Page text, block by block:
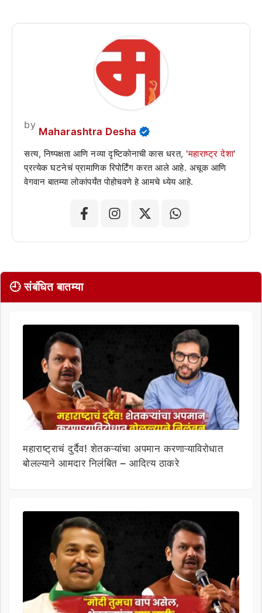
by
Maharashtra Desha
सत्य, निष्पक्षता आणि नव्या दृष्टिकोनाची कास धरत, 'महाराष्ट्र देशा'
प्रत्येक घटनेचं प्रामाणिक रिपोर्टिंग करत आले आहे. अचूक आणि
वेगवान बातम्या लोकांपर्यंत पोहोचवणे हे आमचे ध्येय आहे.
🕘 संबंधित बातम्या
महाराष्ट्राचं दुर्दैव! शेतकऱ्यांचा अपमान करणाऱ्याविरोधात
बोलल्याने आमदार निलंबित – आदित्य ठाकरे